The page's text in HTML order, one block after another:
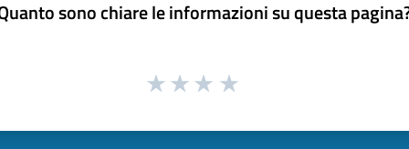
sono chiare le informazioni su questa